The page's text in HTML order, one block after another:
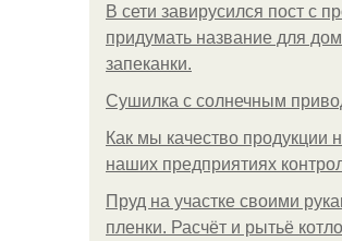
В сети завирусился пост с
придумать название для
запеканки.
Сушилка с солнечным
Как мы качество продукции
наших предприятиях
Пруд на участке своими
пленки. Расчёт и рытьё